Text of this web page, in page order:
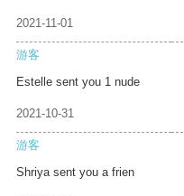
2021-11-01
游客
Estelle sent you 1 nude
2021-10-31
游客
Shriya sent you a frien